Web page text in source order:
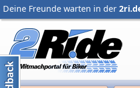
Deine Freunde warten in der